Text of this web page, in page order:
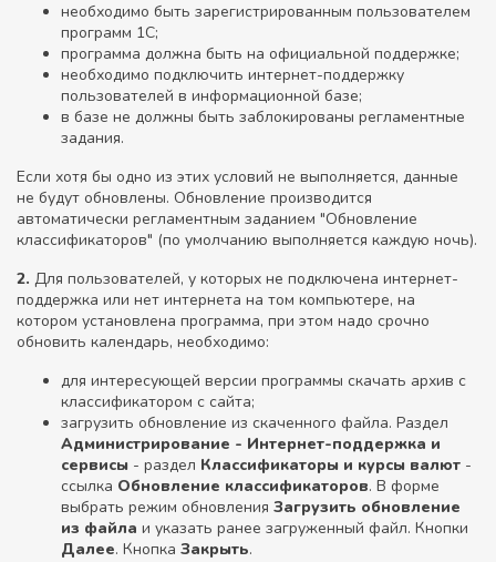
необходимо быть зарегистрированным пользователем
программ 1С;
программа должна быть на официальной поддержке;
необходимо подключить интернет-поддержку
пользователей в информационной базе;
в базе не должны быть заблокированы регламентные
задания.
Если хотя бы одно из этих условий не выполняется, данные
не будут обновлены. Обновление производится
автоматически регламентным заданием "Обновление
классификаторов" (по умолчанию выполняется каждую ночь).
2. Для пользователей, у которых не подключена интернет-
поддержка или нет интернета на том компьютере, на
котором установлена программа, при этом надо срочно
обновить календарь, необходимо:
для интересующей версии программы скачать архив с
классификатором с сайта;
загрузить обновление из скаченного файла. Раздел
Администрирование - Интернет-поддержка и
сервисы - раздел Классификаторы и курсы валют -
ссылка Обновление классификаторов. В форме
выбрать режим обновления Загрузить обновление
из файла и указать ранее загруженный файл. Кнопки
Далее. Кнопка Закрыть.